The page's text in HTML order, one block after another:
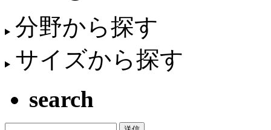
分野から探す
サイズから探す
search